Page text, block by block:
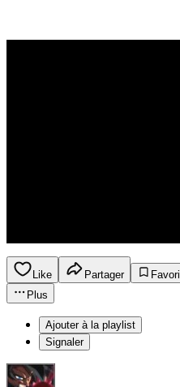
Like Partager
Favori
Plus
Ajouter à la playlist
Signaler